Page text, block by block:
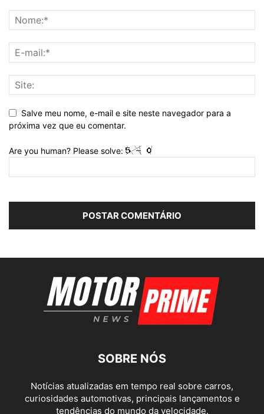
Salve meu nome, e-mail e site neste navegador para a
próxima vez que eu comentar.
Are you human? Please solve:
SOBRE NÓS
Notícias atualizadas em tempo real sobre carros,
curiosidades automotivas, principais lançamentos e
tendências do mundo da velocidade.